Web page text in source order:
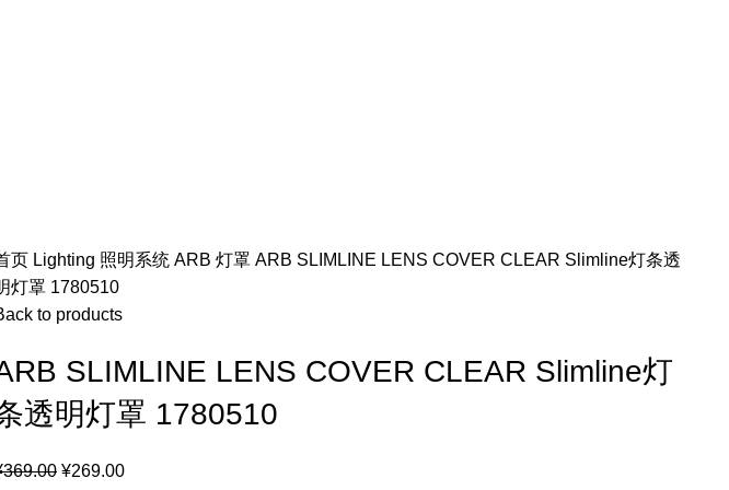
页 Lighting 照明系统 ARB 灯罩 ARB SLIMLINE LENS COVER CLEAR Slimline灯条透
灯罩 1780510
to products
SLIMLINE LENS COVER CLEAR Slimline灯
透明灯罩 1780510
369.00 ¥269.00